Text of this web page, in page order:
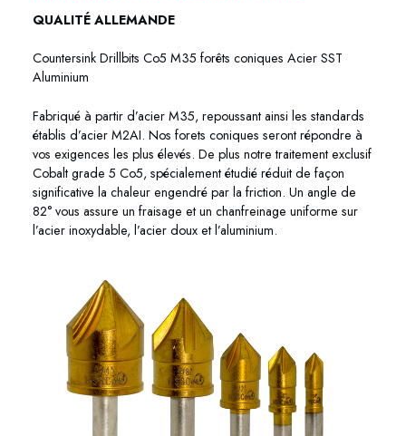
QUALITÉ ALLEMANDE
Countersink Drillbits Co5 M35 forêts coniques Acier SST
Aluminium
Fabriqué à partir d’acier M35, repoussant ainsi les standards
établis d’acier M2AI. Nos forets coniques seront répondre à
vos exigences les plus élevés. De plus notre traitement exclusif
Cobalt grade 5 Co5, spécialement étudié réduit de façon
significative la chaleur engendré par la friction. Un angle de
82° vous assure un fraisage et un chanfreinage uniforme sur
l’acier inoxydable, l’acier doux et l’aluminium.